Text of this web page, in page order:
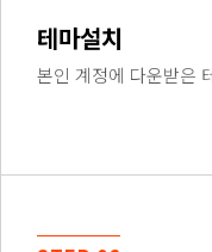
테마설치
본인 계정에 다운받은